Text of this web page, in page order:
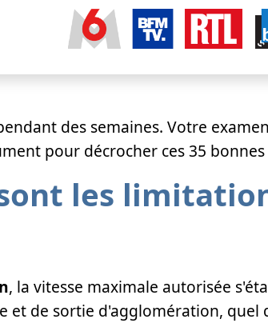
des semaines. Votre
pour décrocher ces 35
les
, la vitesse maximale autorisée
et de sortie d'agglomération, quel